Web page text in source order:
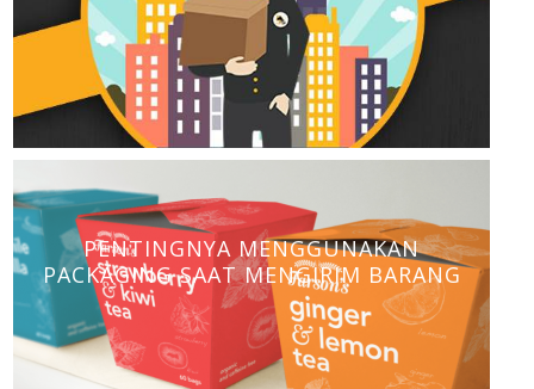
PENTINGNYA MENGGUNAKAN
PACKAGING SAAT MENGIRIM BARANG